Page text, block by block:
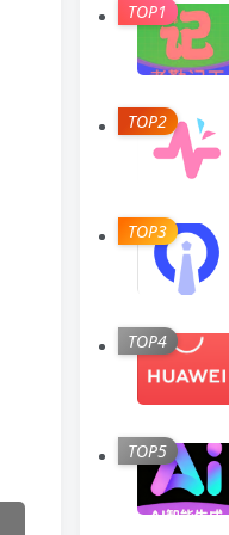
TOP1
TOP2
TOP3
TOP4
TOP5